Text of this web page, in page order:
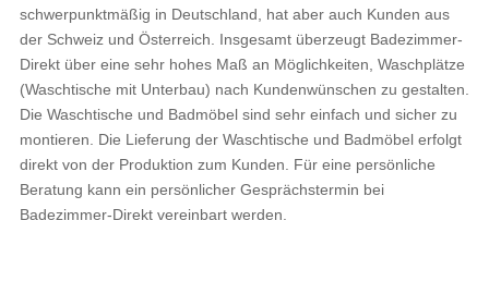
schwerpunktmäßig in Deutschland, hat aber auch Kunden aus
der Schweiz und Österreich. Insgesamt überzeugt Badezimmer-
Direkt über eine sehr hohes Maß an Möglichkeiten, Waschplätze
(Waschtische mit Unterbau) nach Kundenwünschen zu gestalten.
Die Waschtische und Badmöbel sind sehr einfach und sicher zu
montieren. Die Lieferung der Waschtische und Badmöbel erfolgt
direkt von der Produktion zum Kunden. Für eine persönliche
Beratung kann ein persönlicher Gesprächstermin bei
Badezimmer-Direkt vereinbart werden.